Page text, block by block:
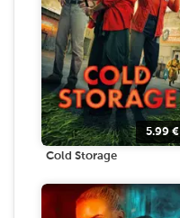
5.99 €
Cold Storage